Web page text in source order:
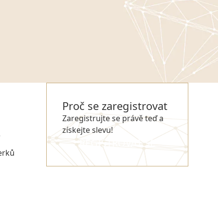
Proč se zaregistrovat
Zaregistrujte se právě teď a
získejte slevu!
REGISTROVAT SE